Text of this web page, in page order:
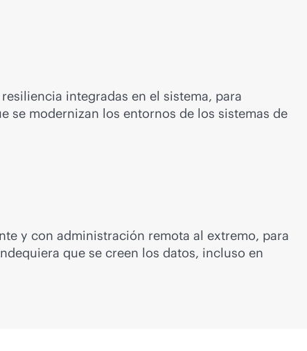
integradas en el sistema, para
modernizan los entornos de los sistemas de
y con administración remota al extremo, para
que se creen los datos, incluso en